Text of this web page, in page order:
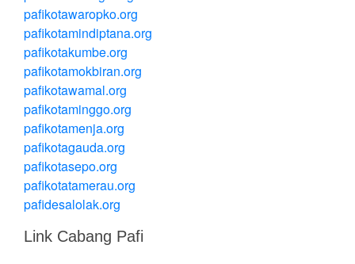
pafikotawaropko.org
pafikotamindiptana.org
pafikotakumbe.org
pafikotamokbiran.org
pafikotawamal.org
pafikotaminggo.org
pafikotamenja.org
pafikotagauda.org
pafikotasepo.org
pafikotatamerau.org
pafidesalolak.org
Link Cabang Pafi